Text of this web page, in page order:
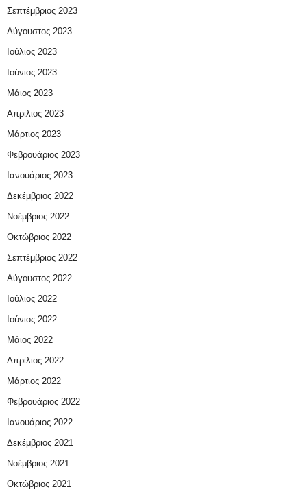
Σεπτέμβριος 2023
Αύγουστος 2023
Ιούλιος 2023
Ιούνιος 2023
Μάιος 2023
Απρίλιος 2023
Μάρτιος 2023
Φεβρουάριος 2023
Ιανουάριος 2023
Δεκέμβριος 2022
Νοέμβριος 2022
Οκτώβριος 2022
Σεπτέμβριος 2022
Αύγουστος 2022
Ιούλιος 2022
Ιούνιος 2022
Μάιος 2022
Απρίλιος 2022
Μάρτιος 2022
Φεβρουάριος 2022
Ιανουάριος 2022
Δεκέμβριος 2021
Νοέμβριος 2021
Οκτώβριος 2021